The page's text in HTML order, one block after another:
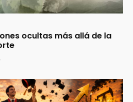
ocultas más allá de la